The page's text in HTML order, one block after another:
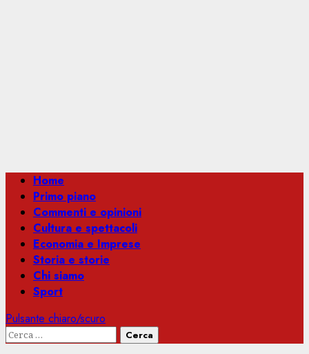
Menu
principale
Home
Primo piano
Commenti e opinioni
Cultura e spettacoli
Economia e Imprese
Storia e storie
Chi siamo
Sport
Pulsante chiaro/scuro
Ricerca